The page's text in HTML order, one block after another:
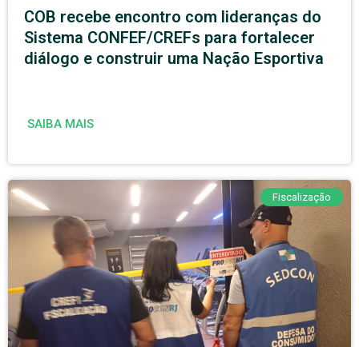
COB recebe encontro com lideranças do
Sistema CONFEF/CREFs para fortalecer
diálogo e construir uma Nação Esportiva
SAIBA MAIS
Fiscalização